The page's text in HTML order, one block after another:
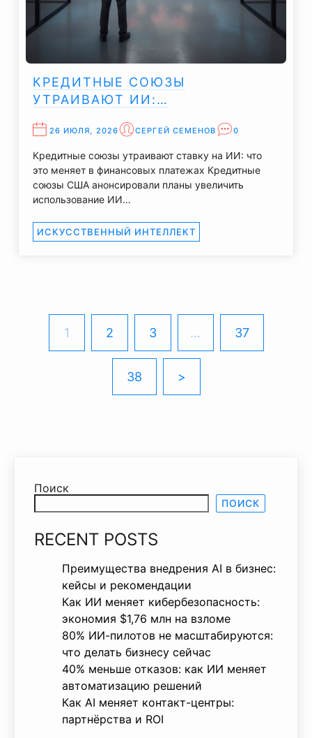
КРЕДИТНЫЕ СОЮЗЫ
УТРАИВАЮТ ИИ:…
26 ИЮЛЯ, 2026 СЕРГЕЙ СЕМЕНОВ 0
Кредитные союзы утраивают ставку на ИИ: что
это меняет в финансовых платежах Кредитные
союзы США анонсировали планы увеличить
использование ИИ…
ИСКУССТВЕННЫЙ ИНТЕЛЛЕКТ
1 2 3 … 37
38 >
Поиск
ПОИСК
RECENT POSTS
Преимущества внедрения AI в бизнес:
кейсы и рекомендации
Как ИИ меняет кибербезопасность:
экономия $1,76 млн на взломе
80% ИИ-пилотов не масштабируются:
что делать бизнесу сейчас
40% меньше отказов: как ИИ меняет
автоматизацию решений
Как AI меняет контакт-центры:
партнёрства и ROI